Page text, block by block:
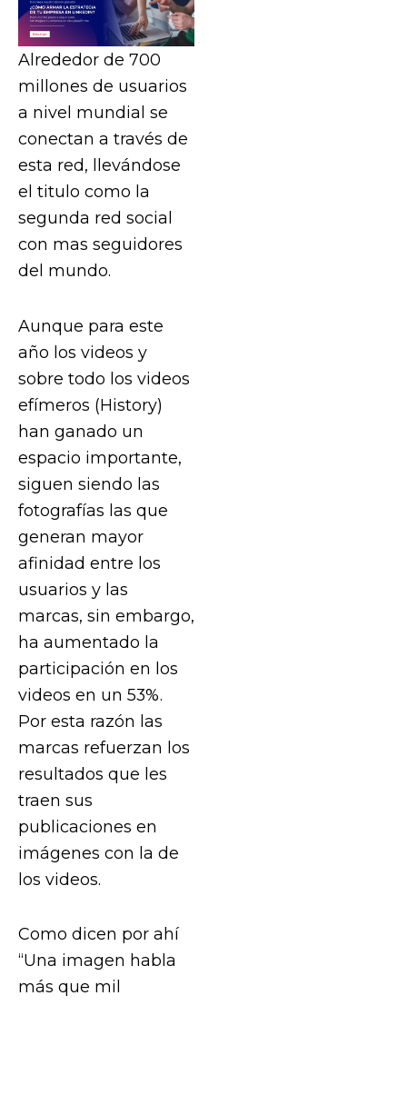
Alrededor de 700
millones de usuarios
a nivel mundial se
conectan a través de
esta red, llevándose
el titulo como la
segunda red social
con mas seguidores
del mundo.
Aunque para este
año los videos y
sobre todo los videos
efímeros (History)
han ganado un
espacio importante,
siguen siendo las
fotografías las que
generan mayor
afinidad entre los
usuarios y las
marcas, sin embargo,
ha aumentado la
participación en los
videos en un 53%.
Por esta razón las
marcas refuerzan los
resultados que les
traen sus
publicaciones en
imágenes con la de
los videos.
Como dicen por ahí
“Una imagen habla
más que mil